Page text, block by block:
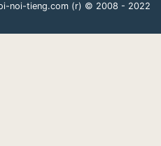
noi-tieng.com (r) © 2008 - 2022